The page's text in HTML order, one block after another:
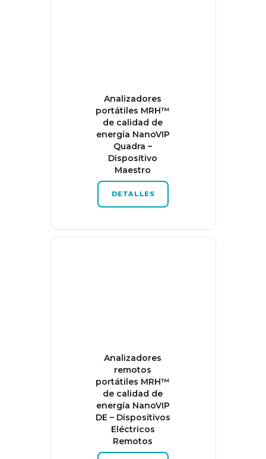
Analizadores
portátiles MRH™
de calidad de
energía NanoVIP
Quadra –
Dispositivo
Maestro
DETALLES
Analizadores
remotos
portátiles MRH™
de calidad de
energía NanoVIP
DE – Dispositivos
Eléctricos
Remotos